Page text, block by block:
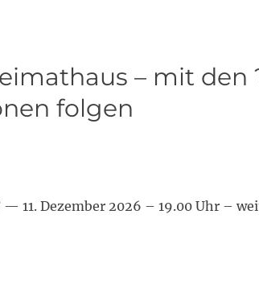
– mit den
folgen
11. Dezember 2026 – 19.00 Uhr –